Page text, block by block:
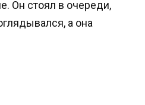
Он стоял в очереди,
а она